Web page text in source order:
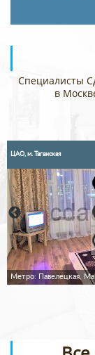
Специалисты
в
ЦАО, м. Таганская
Метро: Павелецкая,